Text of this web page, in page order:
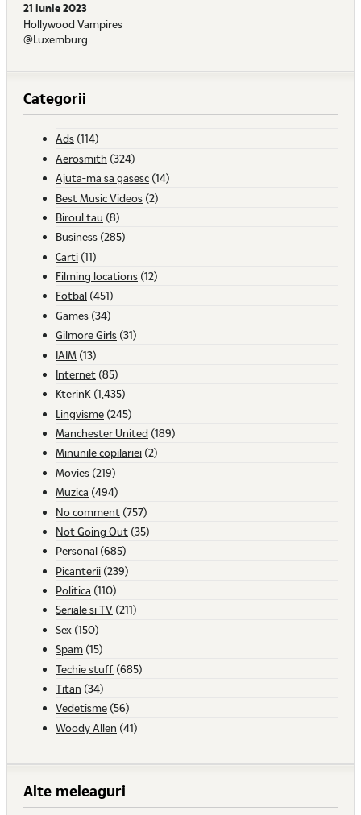
21 iunie 2023
Hollywood Vampires
@Luxemburg
Categorii
Ads (114)
Aerosmith (324)
Ajuta-ma sa gasesc (14)
Best Music Videos (2)
Biroul tau (8)
Business (285)
Carti (11)
Filming locations (12)
Fotbal (451)
Games (34)
Gilmore Girls (31)
IAIM (13)
Internet (85)
KterinK (1,435)
Lingvisme (245)
Manchester United (189)
Minunile copilariei (2)
Movies (219)
Muzica (494)
No comment (757)
Not Going Out (35)
Personal (685)
Picanterii (239)
Politica (110)
Seriale si TV (211)
Sex (150)
Spam (15)
Techie stuff (685)
Titan (34)
Vedetisme (56)
Woody Allen (41)
Alte meleaguri